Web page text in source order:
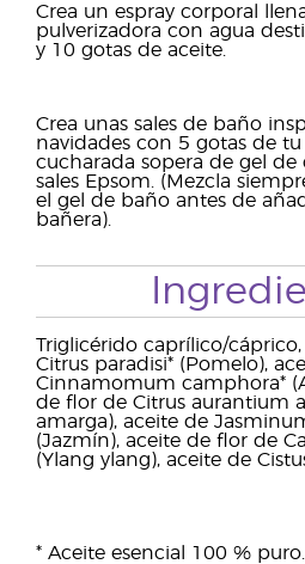
Crea un espray corporal
pulverizadora con agua
y 10 gotas de aceite.
Crea unas sales de baño
navidades con 5 gotas de tu
cucharada sopera de gel
sales Epsom. (Mezcla
el gel de baño antes de
bañera).
Triglicérido caprílico/
Citrus paradisi* (Pomelo),
Cinnamomum camphora*
de flor de Citrus aurantium
amarga), aceite de
(Jazmín), aceite de flor de
(Ylang ylang), aceite de
* Aceite esencial 100 % puro.